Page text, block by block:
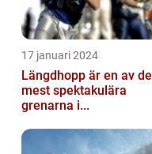
17 januari 2024
Längdhopp är en av de
mest spektakulära
grenarna i...